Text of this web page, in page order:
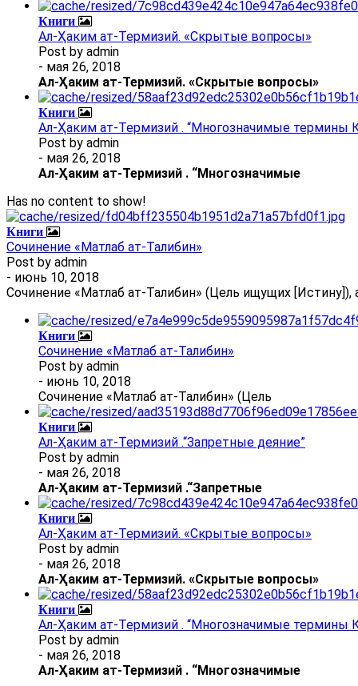
Книги
Ал-Ҳаким ат-Термизий. «Скрытые вопросы»
Post by admin
- мая 26, 2018
Ал-Ҳаким ат-Термизий. «Скрытые вопросы»
Книги
Ал-Ҳаким ат-Термизий . “Многозначимые термины
Post by admin
- мая 26, 2018
Ал-Ҳаким ат-Термизий . “Многозначимые
Has no content to show!
Книги
Сочинение «Матлаб ат-Талибин»
Post by admin
- июнь 10, 2018
Сочинение «Матлаб ат-Талибин» (Цель ищущих
Книги
Сочинение «Матлаб ат-Талибин»
Post by admin
- июнь 10, 2018
Сочинение «Матлаб ат-Талибин» (Цель
Книги
Ал-Ҳаким ат-Термизий .“Запретные деяние”
Post by admin
- мая 26, 2018
Ал-Ҳаким ат-Термизий .“Запретные
Книги
Ал-Ҳаким ат-Термизий. «Скрытые вопросы»
Post by admin
- мая 26, 2018
Ал-Ҳаким ат-Термизий. «Скрытые вопросы»
Книги
Ал-Ҳаким ат-Термизий . “Многозначимые термины
Post by admin
- мая 26, 2018
Ал-Ҳаким ат-Термизий . “Многозначимые